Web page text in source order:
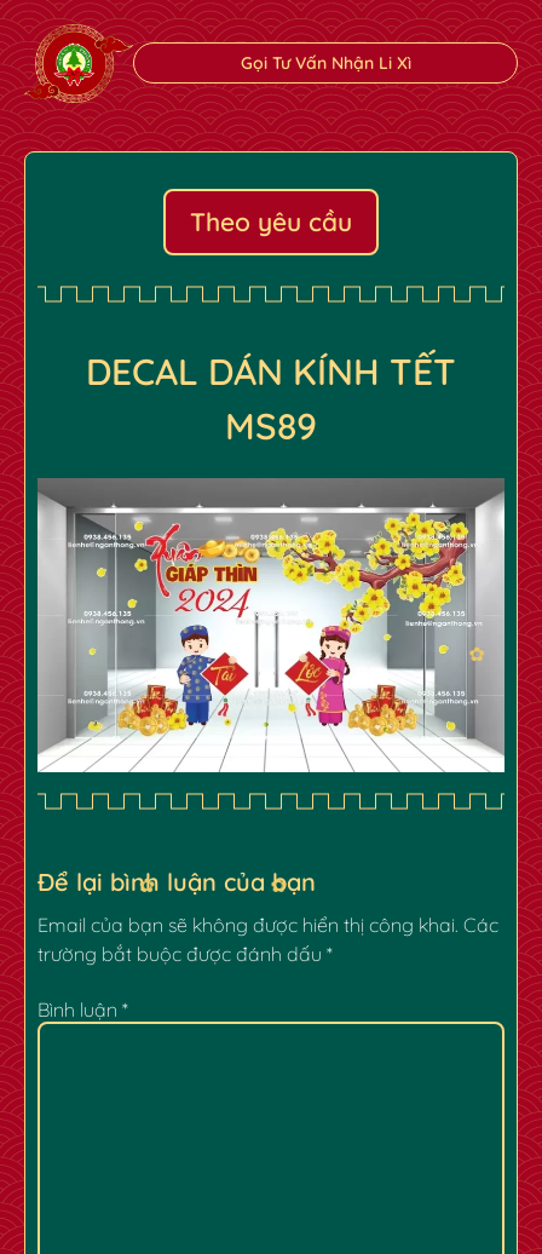
Gọi Tư Vấn Nhận Li Xì
Theo yêu cầu
DECAL DÁN KÍNH TẾT
MS89
Để lại bình luận của bạn
Email của bạn sẽ không được hiển thị công khai. Các
trường bắt buộc được đánh dấu *
Bình luận *
✿ ✿